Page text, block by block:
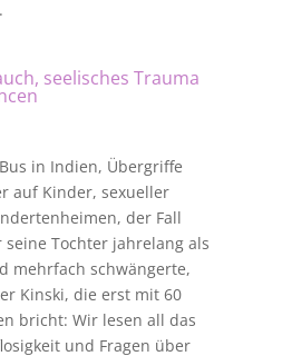
seelisches Trauma
in Indien, Übergriffe
auf Kinder, sexueller
der Fall
seine Tochter jahrelang als
mehrfach schwängerte,
Kinski, die erst mit 60
bricht: Wir lesen all das
und Fragen über